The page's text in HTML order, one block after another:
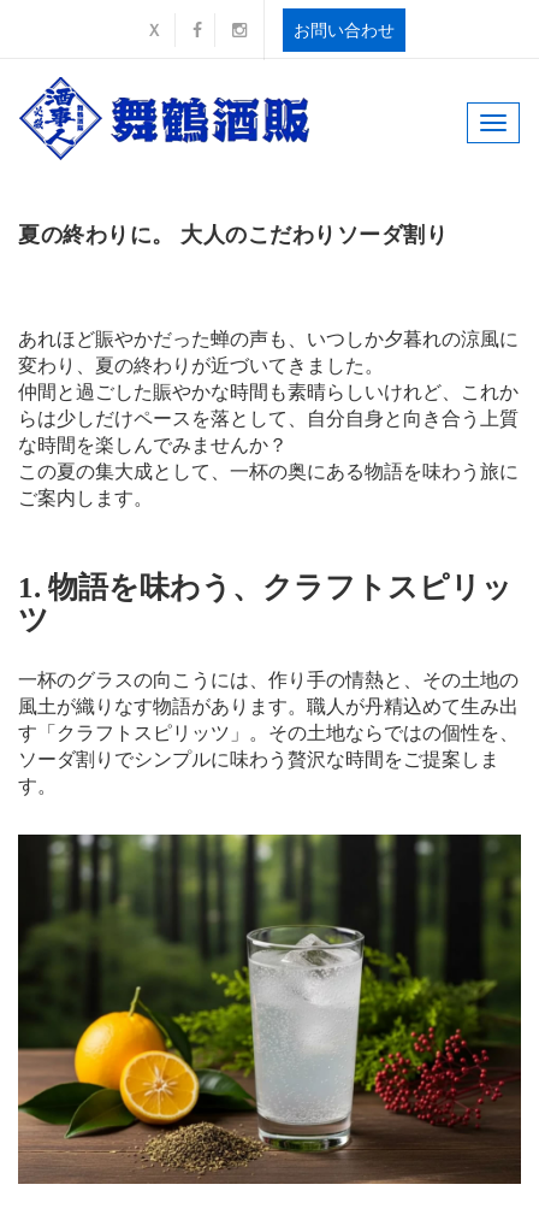
Ｘ お問い合わせ
Toggle
夏の終わりに。 大人のこだわりソーダ割り
あれほど賑やかだった蝉の声も、いつしか夕暮れの涼風に
変わり、夏の終わりが近づいてきました。
仲間と過ごした賑やかな時間も素晴らしいけれど、これか
らは少しだけペースを落として、自分自身と向き合う上質
な時間を楽しんでみませんか？
この夏の集大成として、一杯の奥にある物語を味わう旅に
ご案内します。
1. 物語を味わう、クラフトスピリッ
ツ
一杯のグラスの向こうには、作り手の情熱と、その土地の
風土が織りなす物語があります。職人が丹精込めて生み出
す「クラフトスピリッツ」。その土地ならではの個性を、
ソーダ割りでシンプルに味わう贅沢な時間をご提案しま
す。